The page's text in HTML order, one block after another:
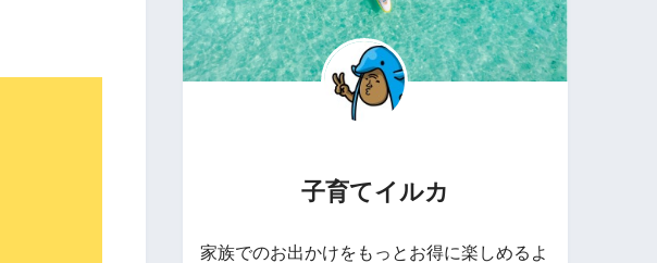
子育てイルカ
家族でのお出かけをもっとお得に楽しめるよ